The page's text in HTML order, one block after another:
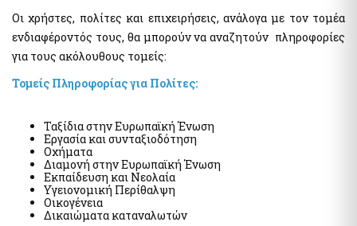
Απόκρυψη λίστας
Επιδόματα- Παροχές
Κοινωνικό μέρισμα
Μεταφορικό Ισοδύναμο
Στοιχεία Πολιτών και εξ Αποστάσεως Εξυπηρέτηση
myConsulLive - Εξυπηρέτηση με τηλεδιάσκεψη από
Προξενική Αρχή του Υπουργείου Εξωτερικών
myKEPlive - Εξυπηρέτηση με τηλεδιάσκεψη από Κέντρο
Εξυπηρέτησης Πολιτών (ΚΕΠ)
Ηλεκτρονικό αίτημα ραντεβού σε Κέντρο Εξυπηρέτησης
Οι χρήστες, πολίτες και επιχειρήσεις, ανάλογα με τον τομέα
ενδιαφέροντός τους, θα μπορούν να αναζητούν πληροφορίες
για τους ακόλουθους τομείς:
Τομείς Πληροφορίας για Πολίτες:
Ταξίδια στην Ευρωπαϊκή Ένωση
Εργασία και συνταξιοδότηση
Οχήματα
Διαμονή στην Ευρωπαϊκή Ένωση
Εκπαίδευση και Νεολαία
Υγειονομική Περίθαλψη
Οικογένεια
Δικαιώματα καταναλωτών